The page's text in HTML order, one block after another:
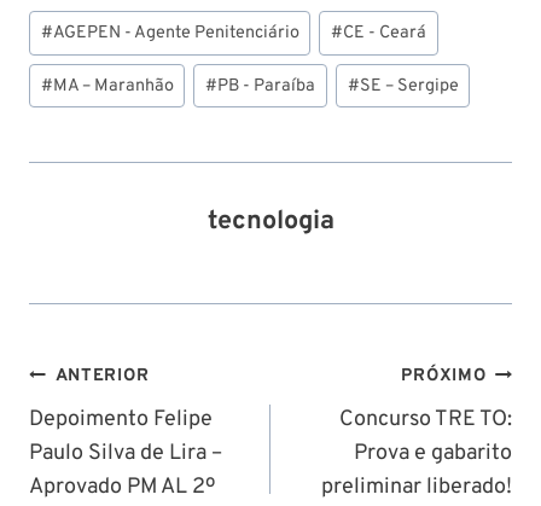
Tags
do
Post:
#AGEPEN - Agente Penitenciário #CE - Ceará
#MA – Maranhão #PB - Paraíba #SE – Sergipe
tecnologia
Navegação
de
Post
ANTERIOR
Depoimento Felipe
Paulo Silva de Lira –
Aprovado PM AL 2º
PRÓXIMO
Concurso TRE TO:
Prova e gabarito
preliminar liberado!